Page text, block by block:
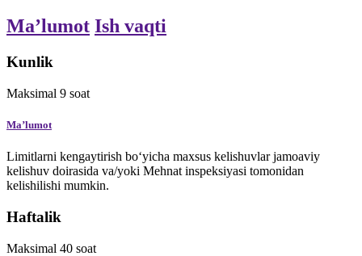
Maʼlumot Ish vaqti
Kunlik
Maksimal 9 soat
Maʼlumot
Limitlarni kengaytirish bo‘yicha maxsus kelishuvlar jamoaviy
kelishuv doirasida va/yoki Mehnat inspeksiyasi tomonidan
kelishilishi mumkin.
Haftalik
Maksimal 40 soat